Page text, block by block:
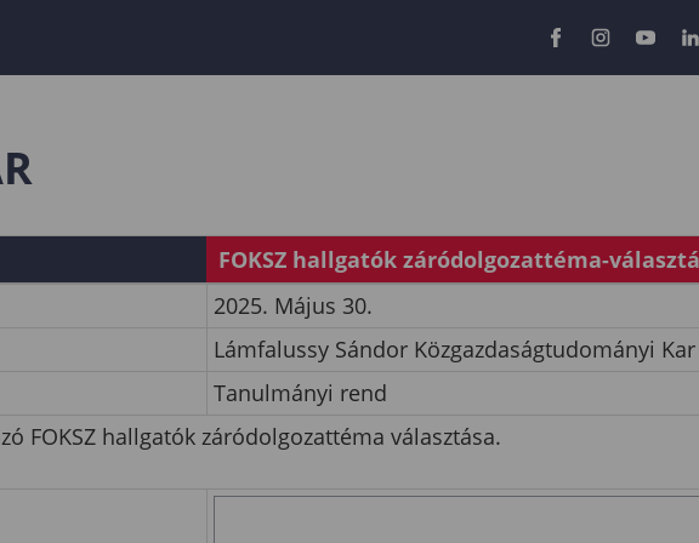
FOKSZ hallgatók záródolgozattéma-
2025. Május 30.
Lámfalussy Sándor Közgazdaságtudományi Kar
Tanulmányi rend
FOKSZ hallgatók záródolgozattéma választása.